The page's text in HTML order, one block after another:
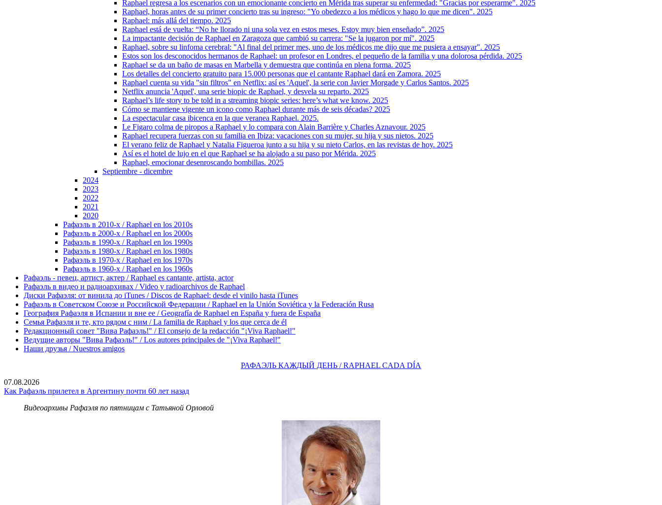
Raphael regresa a los escenarios con un emocionante concierto en Mérida tras superar su enfermedad: "Gracias por esperarme". 2025
Raphael, horas antes de su primer concierto tras su ingreso: "Yo obedezco a los médicos y hago lo que me dicen". 2025
Raphael: más allá del tiempo. 2025
Raphael está de vuelta: “No he llorado ni una sola vez en estos meses. Estoy muy bien enseñado”. 2025
La impactante decisión de Raphael en Zaragoza que cambió su carrera: "Se la jugaron por mí". 2025
Raphael, sobre su linfoma cerebral: "Al final del primer mes, uno de los médicos me dijo que me pusiera a ensayar". 2025
Estos son los desconocidos hermanos de Raphael: un profesor en Londres, el pequeño de la familia y una dolorosa pérdida. 2025
Raphael se da un baño de masas en Marbella y demuestra que continúa en plena forma. 2025
Los detalles del concierto gratuito para 15.000 personas que el cantante Raphael dará en Zamora. 2025
Raphael cuenta su vida "sin filtros" en Netflix: así es 'Aquel', la serie con Javier Morgade y Carlos Santos. 2025
Netflix anuncia 'Aquel', una serie biopic de Raphael, y desvela su reparto. 2025
Raphael’s life story to be told in a streaming biopic series: here’s what we know. 2025
Cómo se mantiene vigente un icono como Raphael durante más de seis décadas? 2025
La espectacular casa ibicenca en la que veranea Raphael. 2025.
Le Figaro colma de piropos a Raphael y lo compara con Alain Barrière y Charles Aznavour. 2025
Raphael recupera fuerzas con su familia en Ibiza: vacaciones con su mujer, su hija y sus nietos. 2025
El verano feliz de Raphael y Natalia Figueroa junto a su hija y su nieto Carlos, en las revistas de hoy. 2025
Así es el hotel de lujo en el que Raphael se ha alojado a su paso por Mérida. 2025
Raphael, emocionar desenroscando bombillas. 2025
Septiembre - dicembre
2024
2023
2022
2021
2020
Рафаэль в 2010-х / Raphael en los 2010s
Рафаэль в 2000-х / Raphael en los 2000s
Рафаэль в 1990-х / Raphael en los 1990s
Рафаэль в 1980-х / Raphael en los 1980s
Рафаэль в 1970-х / Raphael en los 1970s
Рафаэль в 1960-х / Raphael en los 1960s
Рафаэль - певец, артист, актер / Raphael es cantante, artista, actor
Рафаэль в видео и радиоархивах / Video y radioarchivos de Raphael
Диски Рафаэля: от винила до iTunes / Discos de Raphael: desde el vinilo hasta iTunes
Рафаэль в Советском Союзе и Российской Федерации / Raphael en la Unión Soviética y la Federación Rusa
География Рафаэля в Испании и вне ее / Geografía de Raphael en España y fuera de España
Семья Рафаэля и те, кто рядом с ним / La familia de Raphael y los que cerca de él
Редакционный совет "Вива Рафаэль!" / El consejo de la redacción "¡Viva Raphael!"
Ведущие авторы "Вива Рафаэль!" / Los autores principales de "¡Viva Raphael!"
Наши друзья / Nuestros amigos
РАФАЭЛЬ КАЖДЫЙ ДЕНЬ / RAPHAEL CADA DÍA
07.08.2026
Как Рафаэль прилетел в Аргентину почти 60 лет назад
Видеоархивы Рафаэля по пятницам с Татьяной Орловой